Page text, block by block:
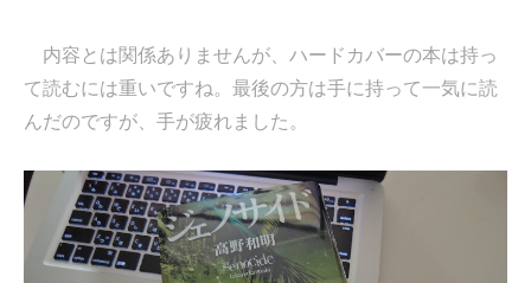
内容とは関係ありませんが、ハードカバーの本は持っ
て読むには重いですね。最後の方は手に持って一気に読
んだのですが、手が疲れました。